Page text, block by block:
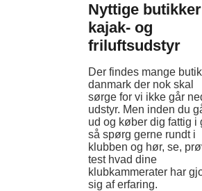
Nyttige
kajak- og
friluftsudstyr
Der findes mange
danmark der nok skal
sørge for vi ikke går
udstyr. Men inden du
ud og køber dig fattig i
så spørg gerne rundt i
klubben og hør, se,
test hvad dine
klubkammerater har
sig af erfaring.